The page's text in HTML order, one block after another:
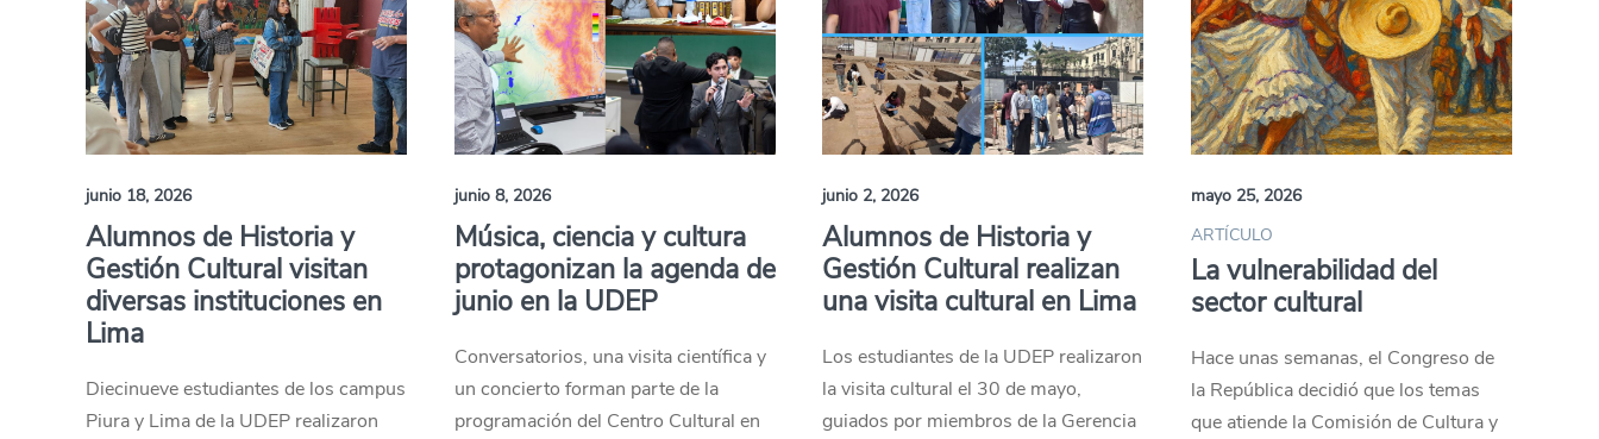
junio 18, 2026
Alumnos de Historia y
Gestión Cultural visitan
diversas instituciones en
Lima
Diecinueve estudiantes de los campus
Piura y Lima de la UDEP realizaron
junio 8, 2026
Música, ciencia y cultura
protagonizan la agenda de
junio en la UDEP
Conversatorios, una visita científica y
un concierto forman parte de la
programación del Centro Cultural en
junio 2, 2026
Alumnos de Historia y
Gestión Cultural realizan
una visita cultural en Lima
Los estudiantes de la UDEP realizaron
la visita cultural el 30 de mayo,
guiados por miembros de la Gerencia
mayo 25, 2026
ARTÍCULO
La vulnerabilidad del
sector cultural
Hace unas semanas, el Congreso de
la República decidió que los temas
que atiende la Comisión de Cultura y